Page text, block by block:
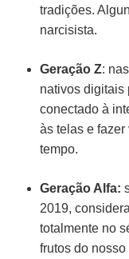
tradições.
narcisista.
Geração Z:
nativos digitais
conectado à
às telas e
tempo.
Geração Alfa:
2019,
totalmente no
frutos do nosso